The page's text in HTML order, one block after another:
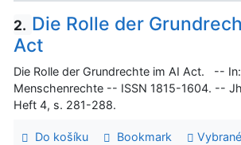
2. Die Rolle der
Act
Die Rolle der Grundrechte im AI Act. --
Menschenrechte -- ISSN 1815-1604. --
Heft 4, s. 281-288.
Do košíku Bookmark